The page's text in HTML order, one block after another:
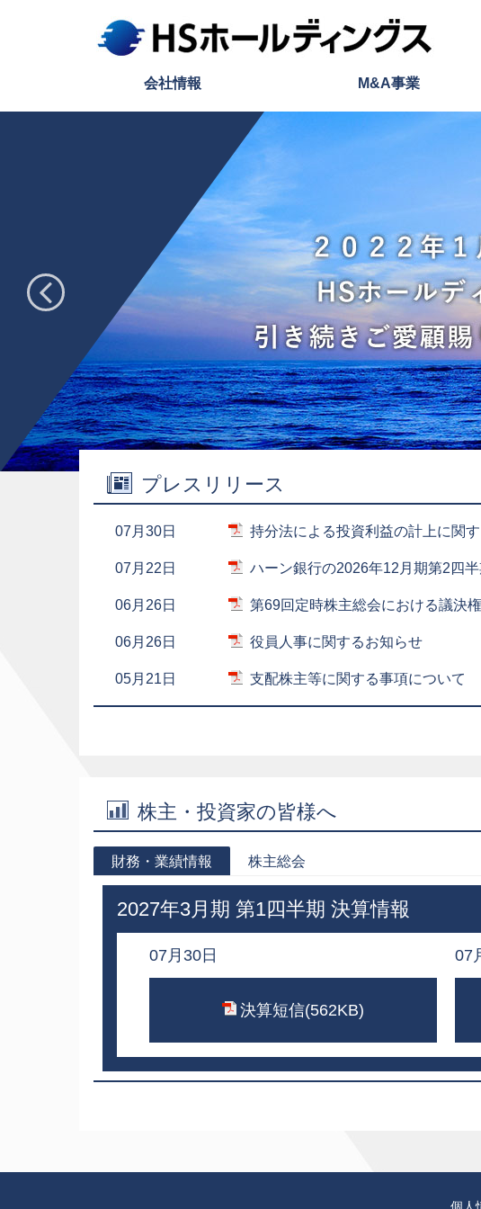
HSホールディングス
会社情報 M&A事業
プレスリリース
07月30日 持分法による投資利益の計上に関
07月22日 ハーン銀行の2026年12月期第2四
06月26日 第69回定時株主総会における議決
06月26日 役員人事に関するお知らせ
05月21日 支配株主等に関する事項について
株主・投資家の皆様へ
財務・業績情報 株主総会
2027年3月期 第1四半期 決算情報
07月30日
決算短信(562KB)
07